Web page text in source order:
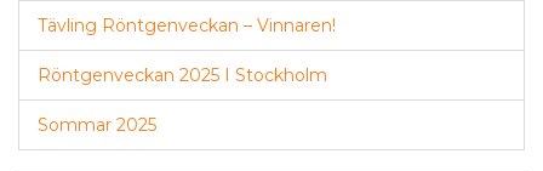
Tävling Röntgenveckan – Vinnaren!
Röntgenveckan 2025 I Stockholm
Sommar 2025